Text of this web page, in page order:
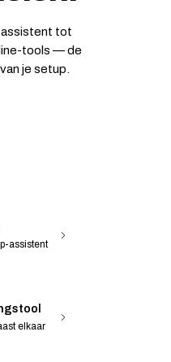
assistent tot
tools — de
je setup.
assistent
elkaar